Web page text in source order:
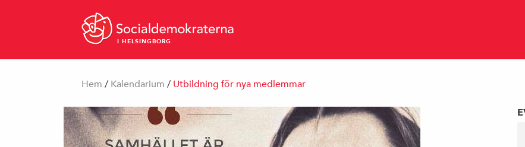
I HELSINGBORG
Hem / Kalendarium / Utbildning för nya medlemmar